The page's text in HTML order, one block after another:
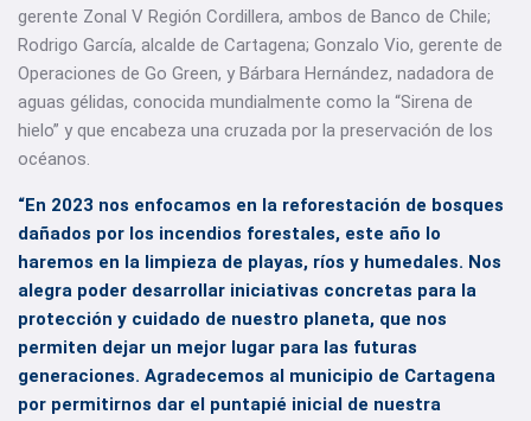
gerente Zonal V Región Cordillera, ambos de Banco de Chile;
Rodrigo García, alcalde de Cartagena; Gonzalo Vio, gerente de
Operaciones de Go Green, y Bárbara Hernández, nadadora de
aguas gélidas, conocida mundialmente como la “Sirena de
hielo” y que encabeza una cruzada por la preservación de los
océanos.
“En 2023 nos enfocamos en la reforestación de bosques
dañados por los incendios forestales, este año lo
haremos en la limpieza de playas, ríos y humedales. Nos
alegra poder desarrollar iniciativas concretas para la
protección y cuidado de nuestro planeta, que nos
permiten dejar un mejor lugar para las futuras
generaciones. Agradecemos al municipio de Cartagena
por permitirnos dar el puntapié inicial de nuestra